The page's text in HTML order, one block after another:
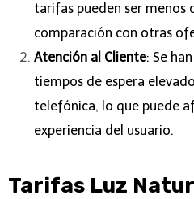
tarifas pueden ser menos
comparación con otras
Atención al Cliente: Se
tiempos de espera
telefónica, lo que puede
experiencia del usuario.
Tarifas Luz